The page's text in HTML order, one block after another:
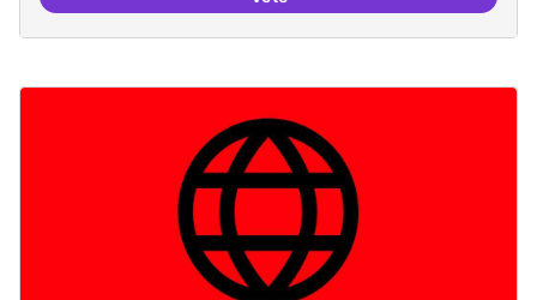
Dinamització de la participació